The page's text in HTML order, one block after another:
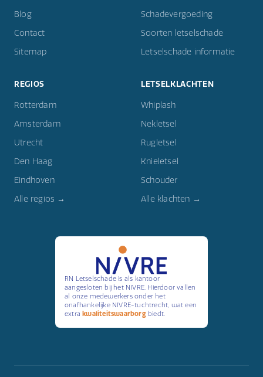
Blog
Contact
Sitemap
Schadevergoeding
Soorten letselschade
Letselschade informatie
REGIOS
Rotterdam
Amsterdam
Utrecht
Den Haag
Eindhoven
Alle regios →
LETSELKLACHTEN
Whiplash
Nekletsel
Rugletsel
Knieletsel
Schouder
Alle klachten →
RN Letselschade is als kantoor
aangesloten bij het NIVRE. Hierdoor vallen
al onze medewerkers onder het
onafhankelijke NIVRE-tuchtrecht, wat een
extra kwaliteitswaarborgbiedt.